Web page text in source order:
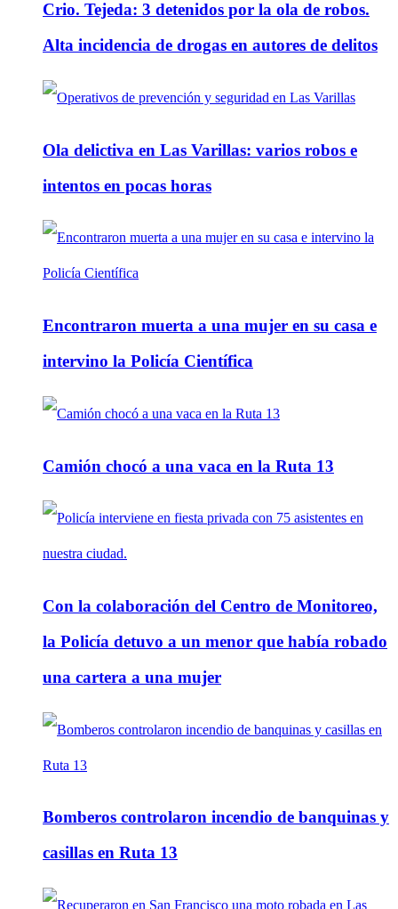
Crio. Tejeda: 3 detenidos por la ola de robos.
Alta incidencia de drogas en autores de delitos
Ola delictiva en Las Varillas: varios robos e
intentos en pocas horas
Encontraron muerta a una mujer en su casa e
intervino la Policía Científica
Camión chocó a una vaca en la Ruta 13
Con la colaboración del Centro de Monitoreo,
la Policía detuvo a un menor que había robado
una cartera a una mujer
Bomberos controlaron incendio de banquinas y
casillas en Ruta 13